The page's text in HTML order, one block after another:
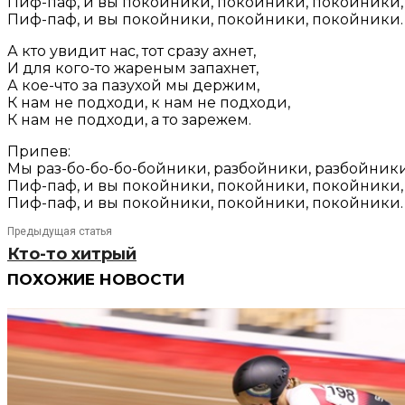
Пиф-паф, и вы покойники, покойники, покойники.
А кто увидит нас, тот сразу ахнет,
И для кого-то жареным запахнет,
А кое-что за пазухой мы держим,
К нам не подходи, к нам не подходи,
К нам не подходи, а то зарежем.
Припев:
Мы раз-бо-бо-бо-бойники, разбойники,
Пиф-паф, и вы покойники, покойники, покойники,
Пиф-паф, и вы покойники, покойники, покойники.
Предыдущая статья
Кто-то хитрый
ПОХОЖИЕ НОВОСТИ